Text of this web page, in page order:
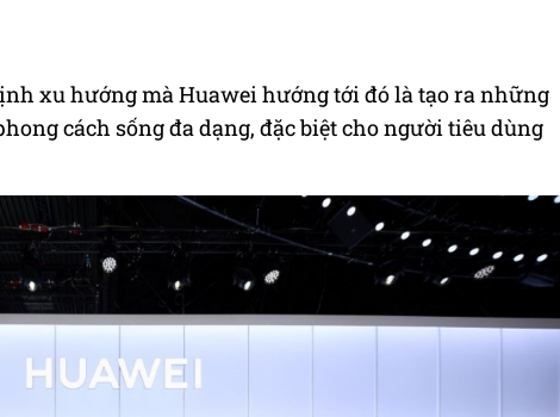
xu hướng mà Huawei hướng tới đó là tạo ra những
cách sống đa dạng, đặc biệt cho người tiêu dùng